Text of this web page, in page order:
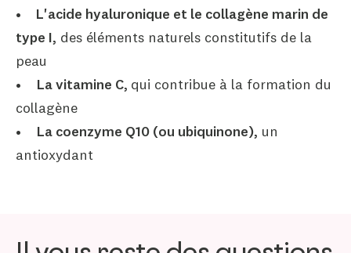
•
L'acide hyaluronique et le collagène marin de
type I, des éléments naturels constitutifs de la
peau
• La vitamine C, qui contribue à la formation du
collagène
• La coenzyme Q10 (ou ubiquinone), un
antioxydant